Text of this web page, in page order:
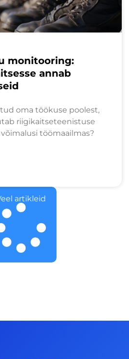
monitooring:
annab
oma töökuse poolest,
riigikaitseteenistuse
töömaailmas?
artikleid